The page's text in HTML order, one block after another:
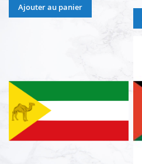
Ajouter au panier